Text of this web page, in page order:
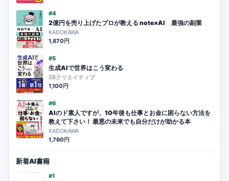
#4
2億円を売り上げたプロが教える note×AI 最強の副業
KADOKAWA
1,870円
#5
生成AIで世界はこう変わる
SBクリエイティブ
1,100円
#6
AIのド素人ですが、10年後も仕事とお金に困らない方法を
教えて下さい！ 最悪の未来でも自分だけが助かる本
KADOKAWA
1,760円
新着AI書籍
#1